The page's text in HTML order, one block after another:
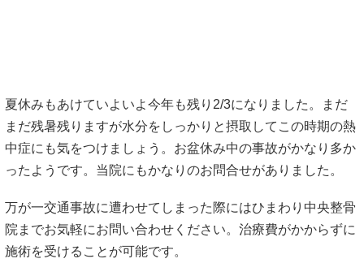
夏休みもあけていよいよ今年も残り2/3になりました。まだ
まだ残暑残りますが水分をしっかりと摂取してこの時期の熱
中症にも気をつけましょう。お盆休み中の事故がかなり多か
ったようです。当院にもかなりのお問合せがありました。
万が一交通事故に遭わせてしまった際にはひまわり中央整骨
院までお気軽にお問い合わせください。治療費がかからずに
施術を受けることが可能です。